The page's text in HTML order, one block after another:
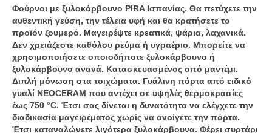
Φούρνοι με ξυλοκάρβουνο PIRA Ισπανίας. Θα πετύχετε την
αυθεντική γεύση, την τέλεια υφή και θα κρατήσετε το
προϊόν ζουμερό. Μαγειρέψτε κρεατικά, ψάρια, λαχανικά.
Δεν χρειάζεστε καθόλου ρεύμα ή υγραέριο. Μπορείτε να
χρησιμοποιήσετε οποιοδήποτε ξυλοκάρβουνο ή
ξυλοκάρβουνο ανανά. Κατασκευασμένος από μαντέμι.
Διπλή μόνωση στα τοιχώματα. Γυάλινη πόρτα από ειδικό
γυαλί NEOCERAM που αντέχει σε υψηλές θερμοκρασίες
έως 750 °C. Έτσι σας δίνεται η δυνατότητα να ελέγχετε την
διαδικασία μαγειρέματος χωρίς να ανοίγετε την πόρτα.
Έτσι καταναλώνετε λιγότερα ξυλοκάρβουνα. Φέρει συρτάρι